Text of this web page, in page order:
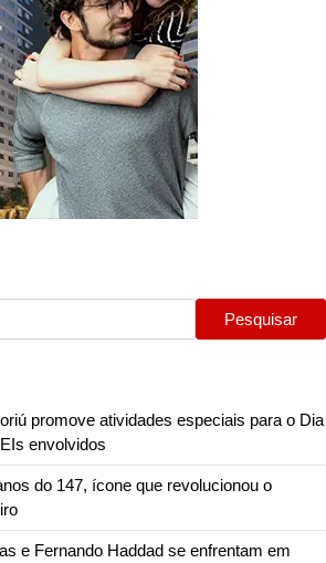
Pesquisar
promove atividades especiais para o Dia
envolvidos
do 147, ícone que revolucionou o
e Fernando Haddad se enfrentam em